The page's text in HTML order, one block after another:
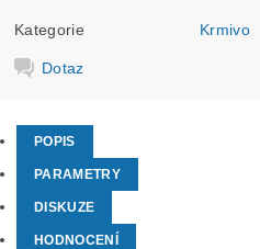
Kategorie Krmivo
Dotaz
POPIS
PARAMETRY
DISKUZE
HODNOCENÍ